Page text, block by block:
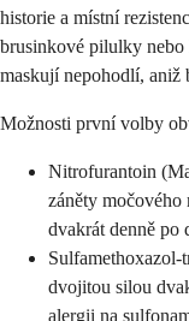
historie a místní
brusinkové pilulky
maskují nepohodlí,
Možnosti první volby
Nitrofurantoin
záněty
dvakrát denně po
Sulfamethoxazol-
dvojitou silou
alergii na